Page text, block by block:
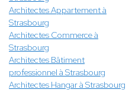
Architectes Appartement à
Strasbourg
Architectes Commerce à
Strasbourg
Architectes Bâtiment
professionnel à Strasbourg
Architectes Hangar à Strasbourg